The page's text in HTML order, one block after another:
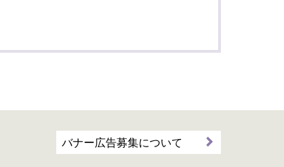
バナー広告募集について